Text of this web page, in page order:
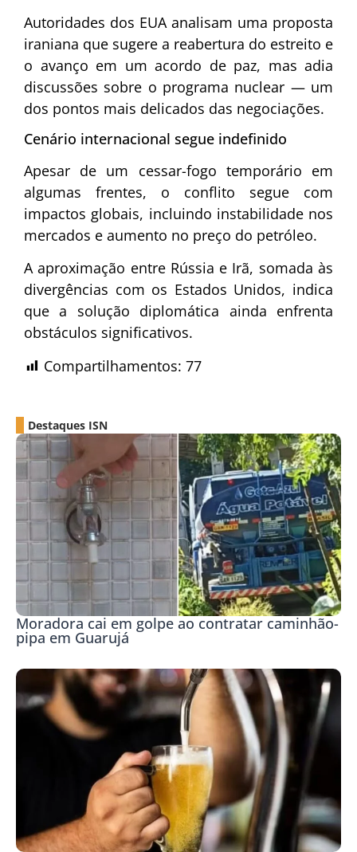
Autoridades dos EUA analisam uma proposta
iraniana que sugere a reabertura do estreito e
o avanço em um acordo de paz, mas adia
discussões sobre o programa nuclear — um
dos pontos mais delicados das negociações.
Cenário internacional segue indefinido
Apesar de um cessar-fogo temporário em
algumas frentes, o conflito segue com
impactos globais, incluindo instabilidade nos
mercados e aumento no preço do petróleo.
A aproximação entre Rússia e Irã, somada às
divergências com os Estados Unidos, indica
que a solução diplomática ainda enfrenta
obstáculos significativos.
Compartilhamentos: 77
Destaques ISN
Moradora cai em golpe ao contratar caminhão-
pipa em Guarujá